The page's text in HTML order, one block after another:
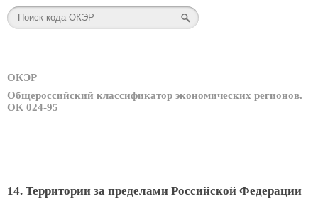
ОКЭР
Общероссийский классификатор экономических регионов.
ОК 024-95
14. Территории за пределами Российской Федерации